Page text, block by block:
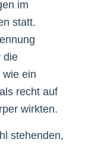
im
statt.
die
ein
recht auf
wirkten.
stehenden,